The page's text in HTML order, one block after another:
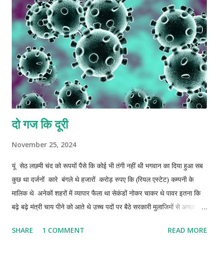
दो गज कि दूरी
November 25, 2024
यूं सेठ लछमी चंद को रूपयों पैसे कि कोई भी तंगी नहीं थी भगवान का दिया हुआ सब
कुछ था दर्जनों कारे बंगले थे हजारों करोड़ रुपए कि (रियल एस्टेट) कम्पनी के
मालिक थे अनेकों शहरों में व्यापार फैला था सेकंडों नोकर चाकर थे पावर इतना कि
बढ़े बढ़े मंत्री चाय पीने को आते थे उच्च पदों पर बैठे सरकारी मुलाजिमों से अच्छा
थी कि सेठ समय समय पर अपनी यारी नोटों के बंडल भेंट रूप में देकर निभाते रहते
SHARE 1 COMMENT READ MORE